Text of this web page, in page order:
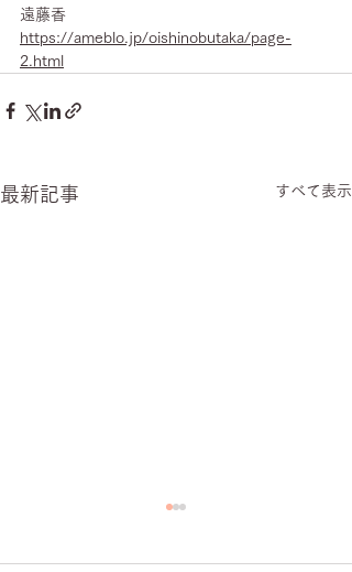
遠藤香
https://ameblo.jp/oishinobutaka/page-
2.html
最新記事 すべて表示